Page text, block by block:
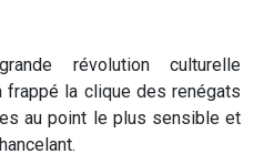
révolution culturelle
frappé la clique des renégats
au point le plus sensible et